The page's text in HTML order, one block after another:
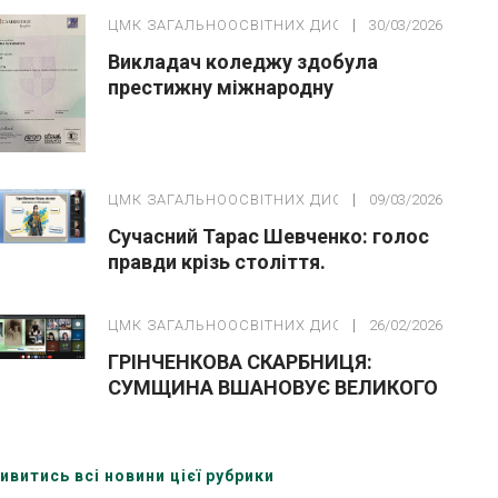
ЦМК ЗАГАЛЬНООСВІТНИХ ДИСЦИПЛІН30/03/2026
Викладач коледжу здобула
престижну міжнародну
ЦМК ЗАГАЛЬНООСВІТНИХ ДИСЦИПЛІН09/03/2026
Сучасний Тарас Шевченко: голос
правди крізь століття.
ЦМК ЗАГАЛЬНООСВІТНИХ ДИСЦИПЛІН26/02/2026
ГРІНЧЕНКОВА СКАРБНИЦЯ:
СУМЩИНА ВШАНОВУЄ ВЕЛИКОГО
всі новини цієї рубрики